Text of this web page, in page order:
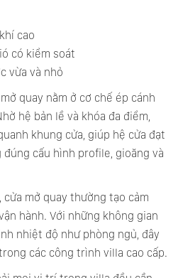
cao
có kiểm soát
vừa và nhỏ
quay nằm ở cơ chế ép cánh
hệ bản lề và khóa đa điểm,
khung cửa, giúp hệ cửa đạt
cấu hình profile, gioăng và
mở quay thường tạo cảm
hành. Với những không gian
nhiệt độ như phòng ngủ, đây
các công trình villa cao cấp.